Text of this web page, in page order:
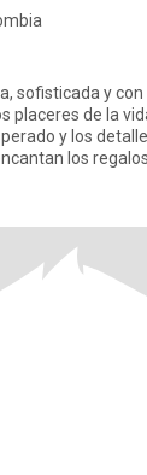
sofisticada y con
placeres de la
y los
los